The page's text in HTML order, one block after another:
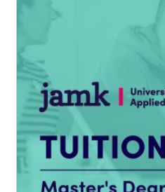
useampi
Voit
tehdä
valinnat
tuotteen
sivulla.